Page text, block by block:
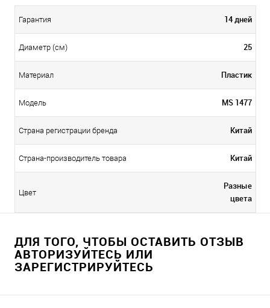
Гарантия 14 дней
Диаметр (см) 25
Материал Пластик
Модель MS 1477
Страна регистрации бренда Китай
Страна-производитель товара Китай
Цвет
Разные
цвета
ДЛЯ ТОГО, ЧТОБЫ ОСТАВИТЬ ОТЗЫВ
АВТОРИЗУЙТЕСЬ ИЛИ
ЗАРЕГИСТРИРУЙТЕСЬ